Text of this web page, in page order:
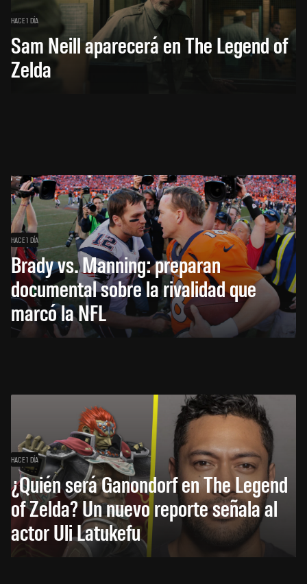
HACE 1 DÍA
Sam Neill aparecerá en The Legend of
Zelda
HACE 1 DÍA
Brady vs. Manning: preparan
documental sobre la rivalidad que
marcó la NFL
HACE 1 DÍA
¿Quién será Ganondorf en The Legend
of Zelda? Un nuevo reporte señala al
actor Uli Latukefu